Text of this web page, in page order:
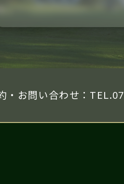
・お問い合わせ： TEL.